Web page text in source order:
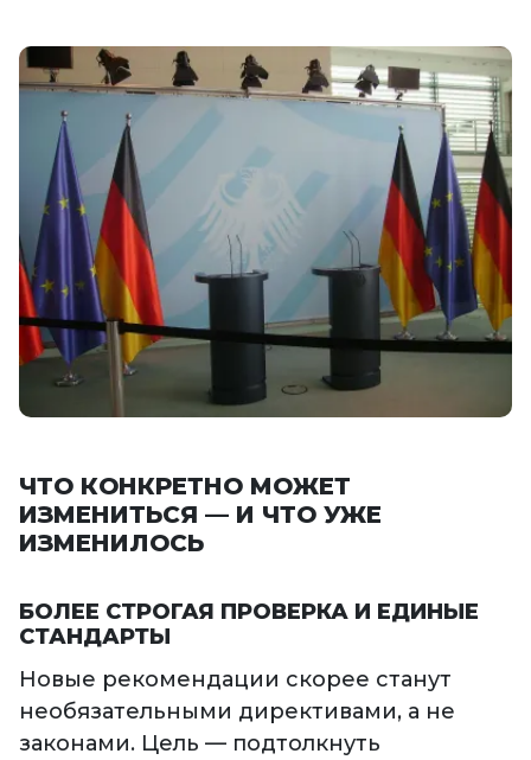
ЧТО КОНКРЕТНО МОЖЕТ
ИЗМЕНИТЬСЯ — И ЧТО УЖЕ
ИЗМЕНИЛОСЬ
БОЛЕЕ СТРОГАЯ ПРОВЕРКА И ЕДИНЫЕ
СТАНДАРТЫ
Новые рекомендации скорее станут
необязательными директивами, а не
законами. Цель — подтолкнуть